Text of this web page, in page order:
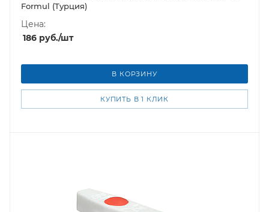
Formul (Турция)
Цена:
186 руб./шт
В КОРЗИНУ
КУПИТЬ В 1 КЛИК